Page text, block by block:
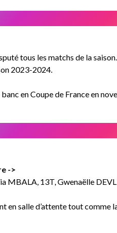
tous les matchs de la saison.
2023-2024.
en Coupe de France en
->
MBALA, 13T, Gwenaëlle
en salle d’attente tout comme